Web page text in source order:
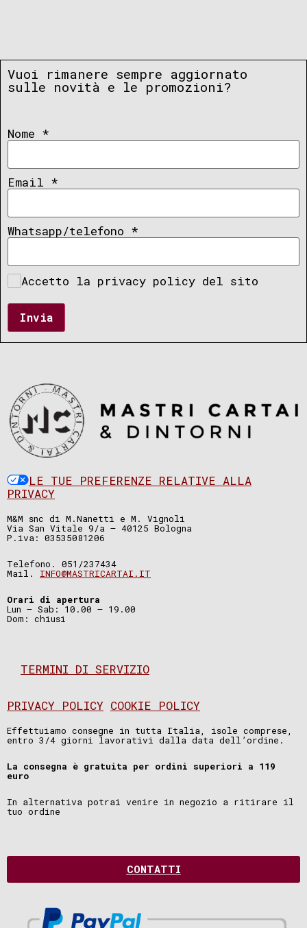
Vuoi rimanere sempre aggiornato
sulle novità e le promozioni?
Nome *
Email *
Whatsapp/telefono *
Accetto la privacy policy del sito
Invia
LE TUE PREFERENZE RELATIVE ALLA
PRIVACY
M&M snc di M.Nanetti e M. Vignoli
Via San Vitale 9/a – 40125 Bologna
P.iva: 03535081206
Telefono. 051/237434
Mail. INFO@MASTRICARTAI.IT
Orari di apertura
Lun – Sab: 10.00 – 19.00
Dom: chiusi
TERMINI DI SERVIZIO
PRIVACY POLICY COOKIE POLICY
Effettuiamo consegne in tutta Italia, isole comprese,
entro 3/4 giorni lavorativi dalla data dell’ordine.
La consegna è gratuita per ordini superiori a 119
euro
In alternativa potrai venire in negozio a ritirare il
tuo ordine
CONTATTI